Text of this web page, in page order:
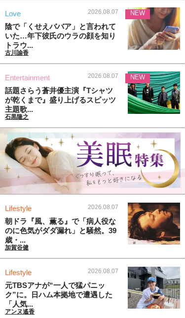
Love 2026.08.07
陰で「くせえババア」と言われて
いた…年下彼氏のウラの顔を知り
トラウ...
古川諭香
NEW
Entertainment 2026.08.07
話題さらう蒼井優主演『Tシャツ
が乾くまで』盛り上げるスピッツ
主題歌...
石黒隆之
NEW
Lifestyle 2026.08.07
朝ドラ『風、薫る』で「病人役な
のに色気がダダ漏れ」と騒然。39
歳・...
加賀谷健
Lifestyle 2026.08.07
元TBSアナが“一人で猛パニッ
ク”に。日ハム本拠地で遭遇した
「人気...
アンヌ遙香